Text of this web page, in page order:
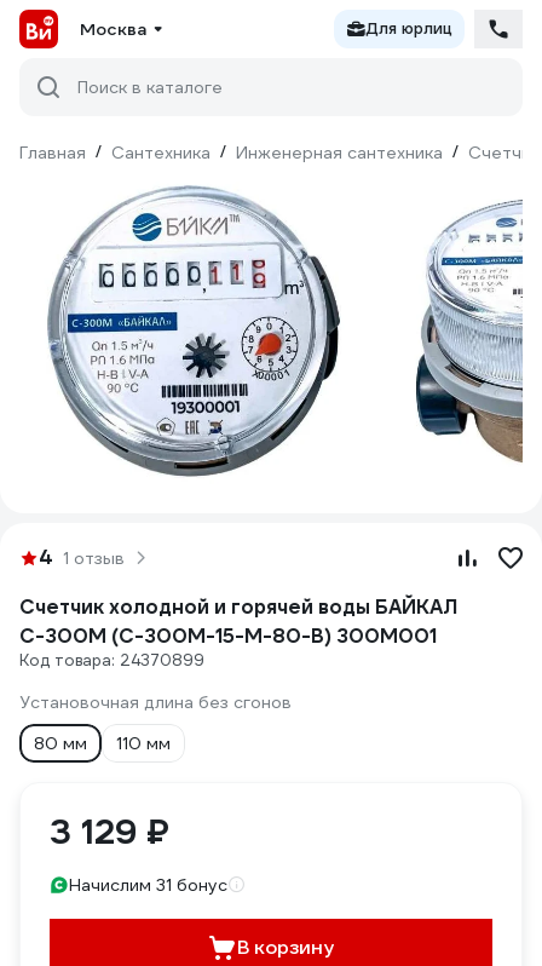
Москва Для юрлиц
Поиск в каталоге
Главная / Сантехника / Инженерная сантехника /
4 1 отзыв
Счетчик холодной и горячей воды БАЙКАЛ
С-300M (С-300M-15-М-80-В) 300M001
Код товара: 24370899
Установочная длина без сгонов
80 мм
110 мм
3 129 ₽
Начислим 31 бонус
В корзину